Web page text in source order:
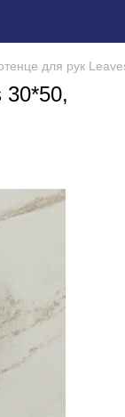
для рук
30*50,